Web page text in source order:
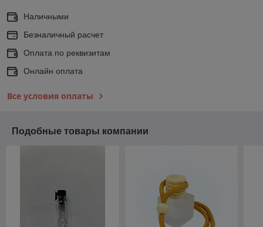
Наличными
Безналичный расчет
Оплата по реквизитам
Онлайн оплата
Все условия оплаты
Подобные товары компании